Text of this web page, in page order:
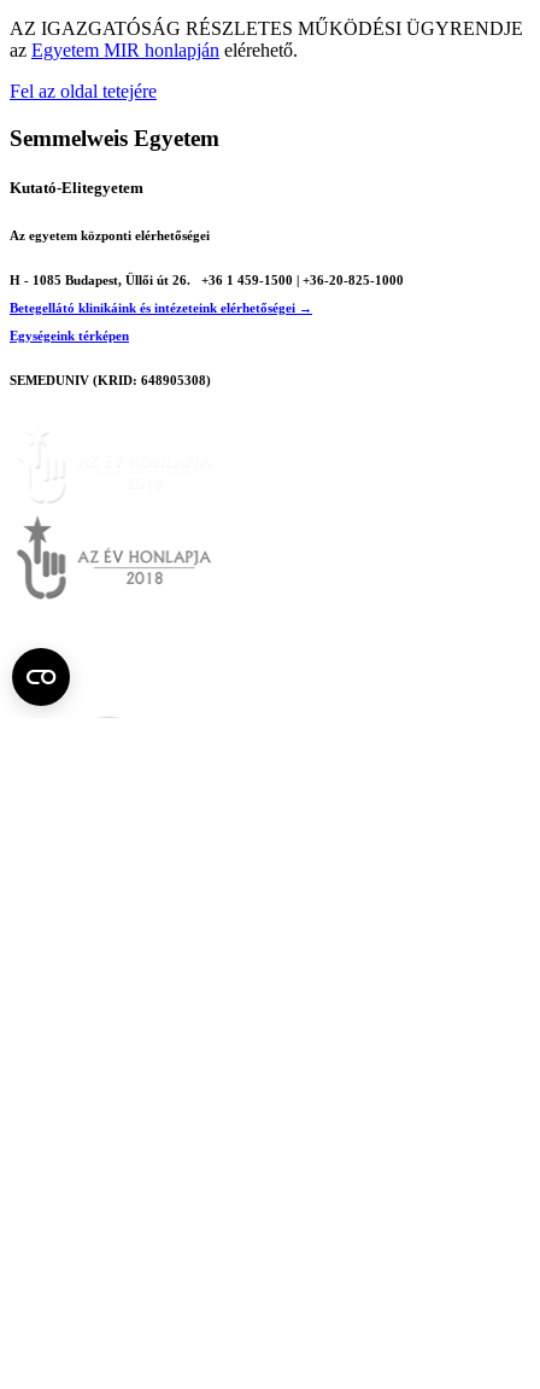
AZ IGAZGATÓSÁG RÉSZLETES MŰKÖDÉSI ÜGYRENDJE
az Egyetem MIR honlapján elérehető.
Fel az oldal tetejére
Semmelweis Egyetem
Kutató-Elitegyetem
Az egyetem központi elérhetőségei
H - 1085 Budapest, Üllői út 26.
+36 1 459-1500 | +36-20-825-1000
Betegellátó klinikáink és intézeteink elérhetőségei →
Egységeink térképen
SEMEDUNIV (KRID: 648905308)